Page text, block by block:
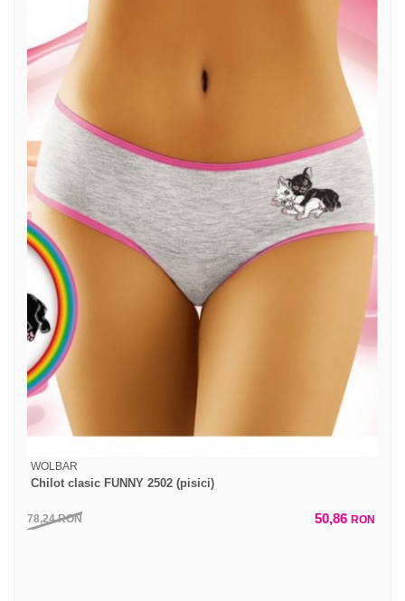
WOLBAR
Chilot clasic FUNNY 2502 (pisici)
78,24RON 50,86 RON